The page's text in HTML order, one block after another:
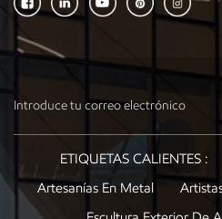
ETIQUETAS CALIENTES :
Artesanías En Metal